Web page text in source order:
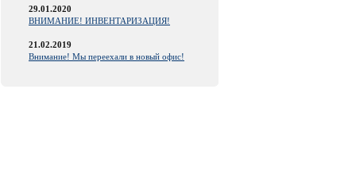
29.01.2020
ВНИМАНИЕ! ИНВЕНТАРИЗАЦИЯ!
21.02.2019
Внимание! Мы переехали в новый офис!